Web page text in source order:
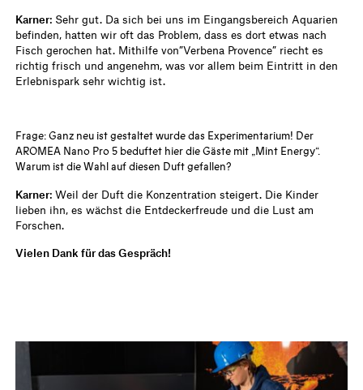
Karner: Sehr gut. Da sich bei uns im Eingangsbereich Aquarien
befinden, hatten wir oft das Problem, dass es dort etwas nach
Fisch gerochen hat. Mithilfe von”Verbena Provence” riecht es
richtig frisch und angenehm, was vor allem beim Eintritt in den
Erlebnispark sehr wichtig ist.
Frage: Ganz neu ist gestaltet wurde das Experimentarium! Der
AROMEA Nano Pro 5 beduftet hier die Gäste mit „Mint Energy“.
Warum ist die Wahl auf diesen Duft gefallen?
Karner: Weil der Duft die Konzentration steigert. Die Kinder
lieben ihn, es wächst die Entdeckerfreude und die Lust am
Forschen.
Vielen Dank für das Gespräch!